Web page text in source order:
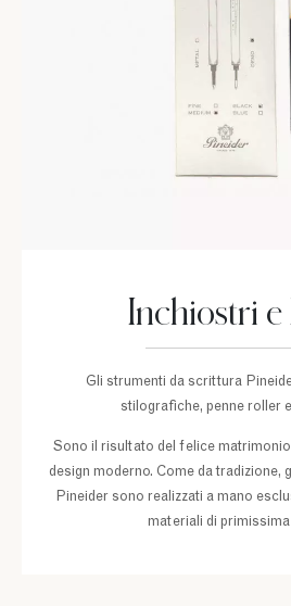
Inchiostri e
Gli strumenti da scrittura
stilografiche, penne roller
Sono il risultato del felice
design moderno. Come da tradizione,
Pineider sono realizzati a mano
materiali di primissima